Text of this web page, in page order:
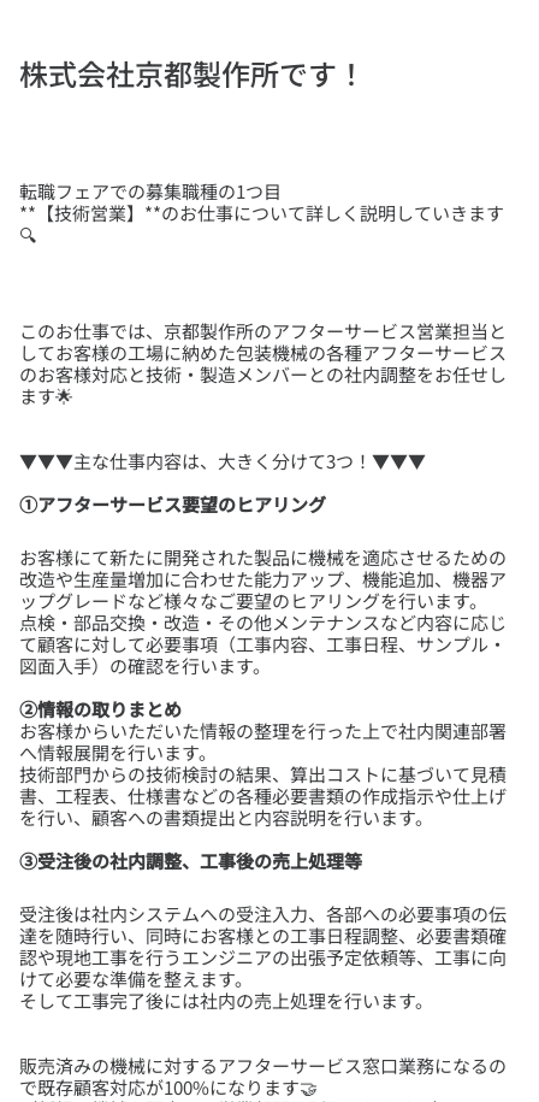
株式会社京都製作所です！
転職フェアでの募集職種の1つ目
**【技術営業】**のお仕事について詳しく説明していきます
🔍
このお仕事では、京都製作所のアフターサービス営業担当と
してお客様の工場に納めた包装機械の各種アフターサービス
のお客様対応と技術・製造メンバーとの社内調整をお任せし
①アフターサービス要望のヒアリング
お客様にて新たに開発された製品に機械を適応させるための
改造や生産量増加に合わせた能力アップ、機能追加、機器ア
ップグレードなど様々なご要望のヒアリングを行います。
点検・部品交換・改造・その他メンテナンスなど内容に応じ
て顧客に対して必要事項（工事内容、工事日程、サンプル・
②情報の取りまとめ
お客様からいただいた情報の整理を行った上で社内関連部署
へ情報展開を行います。
技術部門からの技術検討の結果、算出コストに基づいて見積
書、工程表、仕様書などの各種必要書類の作成指示や仕上げ
③受注後の社内調整、工事後の売上処理等
受注後は社内システムへの受注入力、各部への必要事項の伝
達を随時行い、同時にお客様との工事日程調整、必要書類確
認や現地工事を行うエンジニアの出張予定依頼等、工事に向
けて必要な準備を整えます。
販売済みの機械に対するアフターサービス窓口業務になるの
で既存顧客対応が100%になります🤝